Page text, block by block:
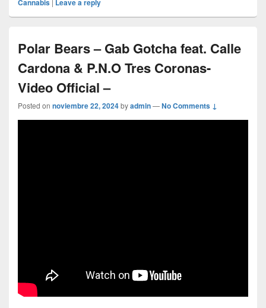
Cannabis Leave a reply
Polar Bears – Gab Gotcha feat. Calle
Cardona & P.N.O Tres Coronas-
Video Official –
Posted on noviembre 22, 2024byadmin—No Comments ↓